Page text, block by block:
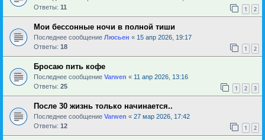
Ответы: 11 1 2
Мои бессонные ночи в полной тиши
Последнее сообщение Люсьен « 15 апр 2026, 19:17
Ответы: 18 1 2
Бросаю пить кофе
Последнее сообщение Varwen « 11 апр 2026, 13:16
Ответы: 25 1 2 3
После 30 жизнь только начинается..
Последнее сообщение Varwen « 27 мар 2026, 17:42
Ответы: 12 1 2